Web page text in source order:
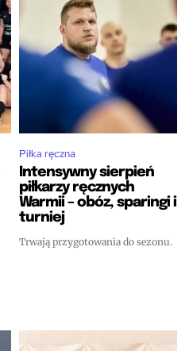
Piłka ręczna
Intensywny sierpień
piłkarzy ręcznych
Warmii – obóz, sparingi i
turniej
Trwają przygotowania do sezonu.